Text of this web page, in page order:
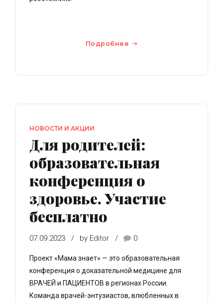
Подробнее
НОВОСТИ И АКЦИИ
Для родителей:
образовательная
конференция о
здоровье. Участие
бесплатно
07.09.2023 by Editor 0
Проект «Мама знает» — это образовательная
конференция о доказательной медицине для
ВРАЧЕЙ и ПАЦИЕНТОВ в регионах России.
Команда врачей-энтузиастов, влюбленных в